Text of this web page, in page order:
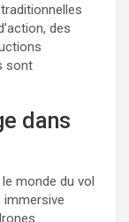
des
sont
dans
monde du vol